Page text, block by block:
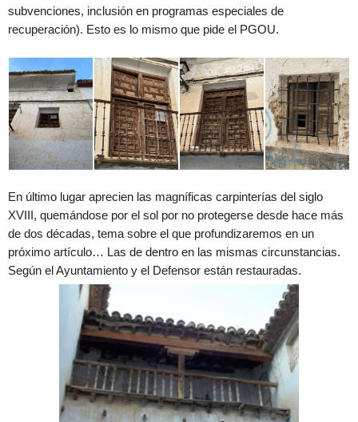
subvenciones, inclusión en programas especiales de
recuperación). Esto es lo mismo que pide el PGOU.
En último lugar aprecien las magníficas carpinterías del siglo
XVIII, quemándose por el sol por no protegerse desde hace más
de dos décadas, tema sobre el que profundizaremos en un
próximo artículo… Las de dentro en las mismas circunstancias.
Según el Ayuntamiento y el Defensor están restauradas.